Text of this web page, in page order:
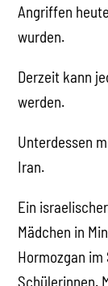
Angriffen
wurden.
Derzeit kann
werden.
Unterdessen
Iran.
Ein
Mädchen in
Hormozgan
Schülerinnen.